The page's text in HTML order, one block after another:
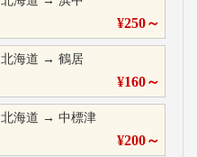
¥250～
北海道 →鶴居
¥160～
北海道 →中標津
¥200～